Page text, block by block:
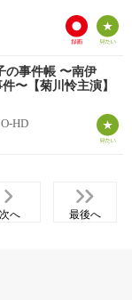
の事件帳 〜南伊
〜【菊川怜主演】
HD
次へ 最後へ